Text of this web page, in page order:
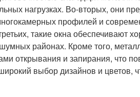
нагрузках. Во-вторых, они
профилей и
такие окна обеспечивают
районах. Кроме того,
открывания и запирания, что
выбор дизайнов и цветов,